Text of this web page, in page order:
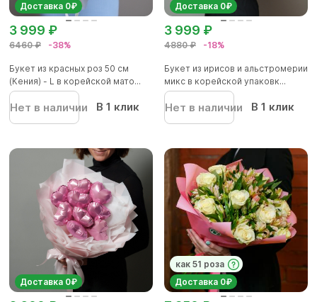
Доставка 0₽
6460 ₽ -38%
3 999 ₽
Букет из красных роз 50 см
(Кения) - L в корейской мато...
Нет в наличии В 1 клик
Доставка 0₽
4880 ₽ -18%
3 999 ₽
Букет из ирисов и альстромерии
микс в корейской упаковк...
Нет в наличии В 1 клик
Доставка 0₽
как 51 роза
Доставка 0₽